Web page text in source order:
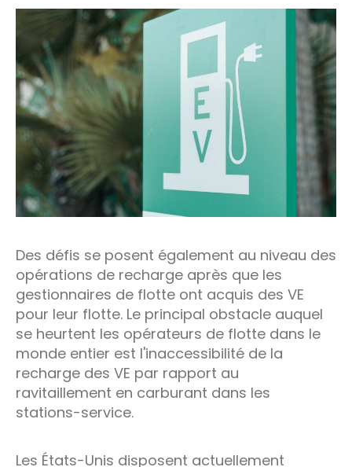
Des défis se posent également au niveau des
opérations de recharge après que les
gestionnaires de flotte ont acquis des VE
pour leur flotte. Le principal obstacle auquel
se heurtent les opérateurs de flotte dans le
monde entier est l'inaccessibilité de la
recharge des VE par rapport au
ravitaillement en carburant dans les
stations-service.
Les États-Unis disposent actuellement